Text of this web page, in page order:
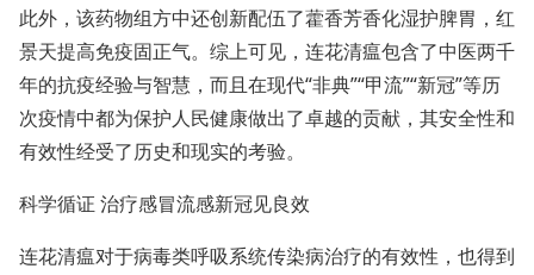
此外，该药物组方中还创新配伍了藿香芳香化湿护脾胃，红
景天提高免疫固正气。综上可见，连花清瘟包含了中医两千
年的抗疫经验与智慧，而且在现代“非典”“甲流”“新冠”等历
次疫情中都为保护人民健康做出了卓越的贡献，其安全性和
有效性经受了历史和现实的考验。
科学循证 治疗感冒流感新冠见良效
连花清瘟对于病毒类呼吸系统传染病治疗的有效性，也得到